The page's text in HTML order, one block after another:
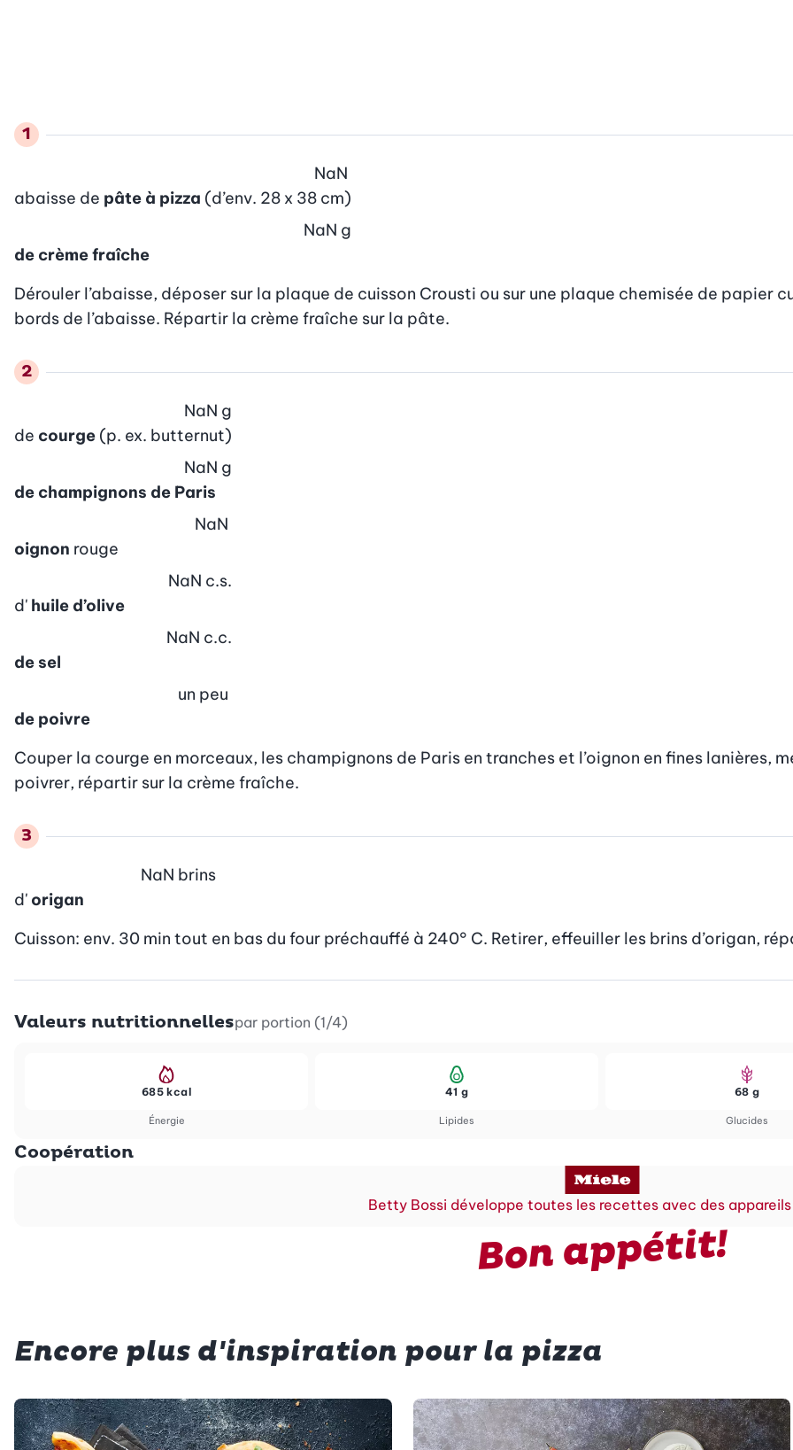
abaisse de pâte à pizza (d’env. 28 x 38 cm)
NaN
de crème fraîche
NaN g
Dérouler l’abaisse, déposer sur la plaque de cuisson Crousti ou sur une plaque chemisée de papier
bords de l’abaisse. Répartir la crème fraîche sur la pâte.
de courge (p. ex. butternut)
NaN g
de champignons de Paris
NaN g
oignon rouge
NaN
d' huile d’olive
NaN c.s.
de sel
NaN c.c.
de poivre
un peu
Couper la courge en morceaux, les champignons de Paris en tranches et l’oignon en fines lanières,
poivrer, répartir sur la crème fraîche.
d' origan
NaN brins
Cuisson: env. 30 min tout en bas du four préchauffé à 240° C. Retirer, effeuiller les brins d’origan,
Valeurs nutritionnellespar portion (1/4)
Énergie
685 kcal
Lipides
41 g
Glucides
68 g
Coopération
Betty Bossi développe toutes les recettes avec des
Bon appétit!
Encore plus d'inspiration pour la pizza